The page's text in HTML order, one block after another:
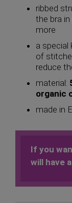
ribbed
the bra
more
a special
of
reduce
material:
organic
made in
If you
will have